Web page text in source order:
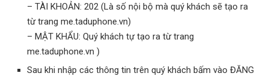
– TÀI KHOẢN: 202 (Là số nội bộ mà quý khách sẽ tạo ra
từ trang me.taduphone.vn)
– MẬT KHẨU: Quý khách tự tạo ra từ trang
me.taduphone.vn )
Sau khi nhập các thông tin trên quý khách bấm vào ĐĂNG